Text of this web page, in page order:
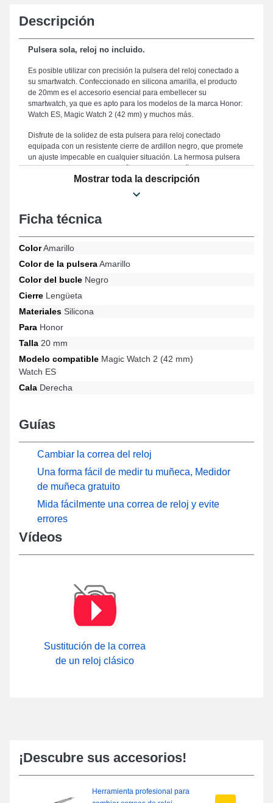
Descripción
Pulsera sola, reloj no incluido.
Es posible utilizar con precisión la pulsera del reloj conectado a
su smartwatch. Confeccionado en silicona amarilla, el producto
de 20mm es el accesorio esencial para embellecer su
smartwatch, ya que es apto para los modelos de la marca Honor:
Watch ES, Magic Watch 2 (42 mm) y muchos más.
Disfrute de la solidez de esta pulsera para reloj conectado
equipada con un resistente cierre de ardillon negro, que promete
un ajuste impecable en cualquier situación. La hermosa pulsera
ha sido cuidadosamente diseñada con un tamaño de 20mm para
ofrecer una estética refinada y un uso agradable, convirtiéndola
en la elección perfecta para su día a día. Esta "pulsera de 20mm
constituyendo un compromiso ideal para reemplazar un
accesorio desgastado o dañado y mejorar la eficacia de su
tipo de pulsera está diseñada para satisfacer las necesidades de
Watch 2 (42 mm), Watch ES y muchos más de la marca Honor,
este tipo de pulsera para reloj conectado incorpora un cierre de
pulsera de reloj conectado Honor se adapta idealmente a
modelos compatibles de la marca.
Mostrar toda la descripción
Ficha técnica
ColorAmarillo
Color de la pulseraAmarillo
Color del bucle Negro
Cierre Lengüeta
Materiales Silicona
Para Honor
Talla 20 mm
Modelo compatible Magic Watch 2 (42 mm)
Watch ES
Cala Derecha
Guías
Cambiar la correa del reloj
Una forma fácil de medir tu muñeca, Medidor
de muñeca gratuito
Mida fácilmente una correa de reloj y evite
errores
Vídeos
Sustitución de la correa
de un reloj clásico
¡Descubre sus accesorios!
Herramienta profesional para